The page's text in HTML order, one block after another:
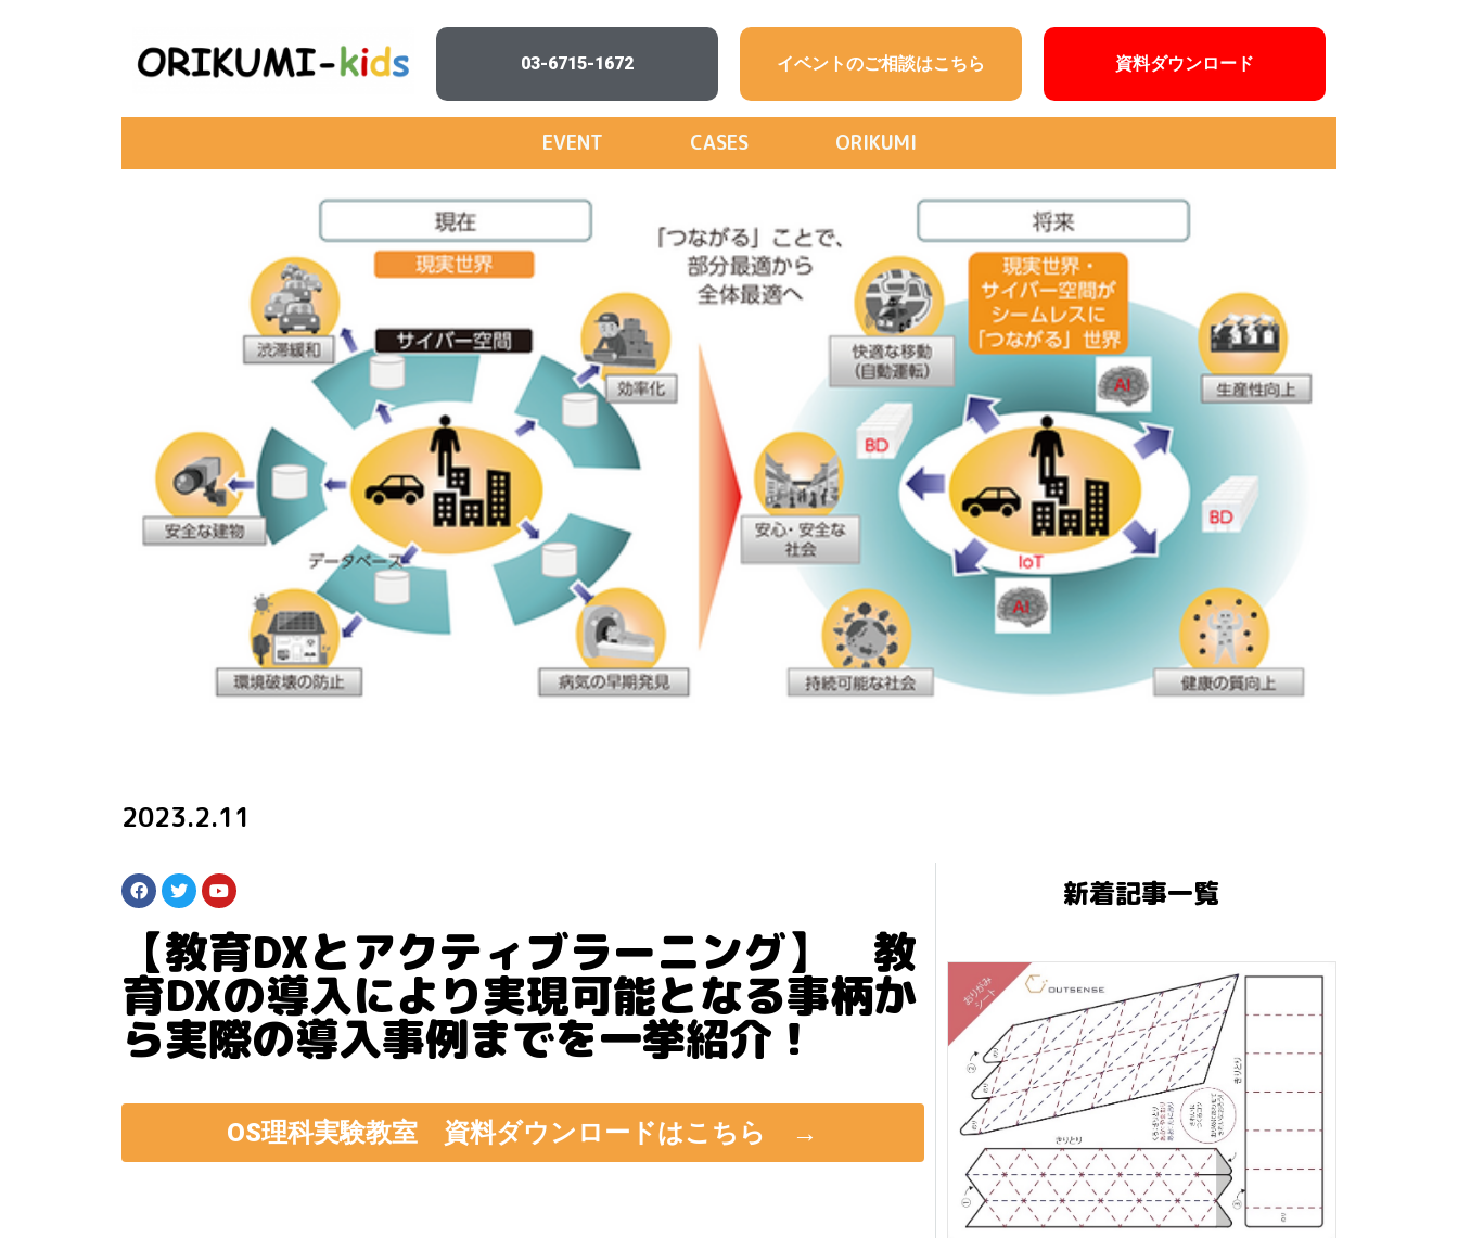
03-6715-1672 イベントのご相談はこちら 資料ダウンロード
EVENT CASES ORIKUMI
2023.2.11
【教育DXとアクティブラーニング】 教
育DXの導入により実現可能となる事柄か
ら実際の導入事例までを一挙紹介！
OS理科実験教室 資料ダウンロードはこちら →
新着記事一覧